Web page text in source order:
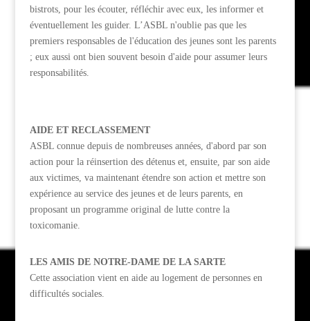
bistrots, pour les écouter, réfléchir avec eux, les informer et
éventuellement les guider. L’ASBL n'oublie pas que les
premiers responsables de l'éducation des jeunes sont les parents
; eux aussi ont bien souvent besoin d'aide pour assumer leurs
responsabilités.
AIDE ET RECLASSEMENT
ASBL connue depuis de nombreuses années, d'abord par son
action pour la réinsertion des détenus et, ensuite, par son aide
aux victimes, va maintenant étendre son action et mettre son
expérience au service des jeunes et de leurs parents, en
proposant un programme original de lutte contre la
toxicomanie.
LES AMIS DE NOTRE-DAME DE LA SARTE
Cette association vient en aide au logement de personnes en
difficultés sociales.